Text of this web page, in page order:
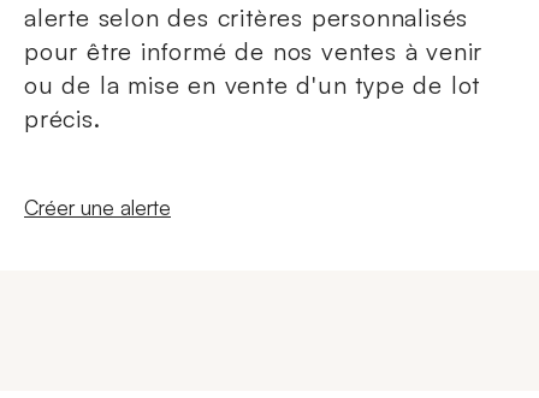
alerte selon des critères personnalisés
pour être informé de nos ventes à venir
ou de la mise en vente d'un type de lot
précis.
Nouvelle fenêtre
Créer une alerte